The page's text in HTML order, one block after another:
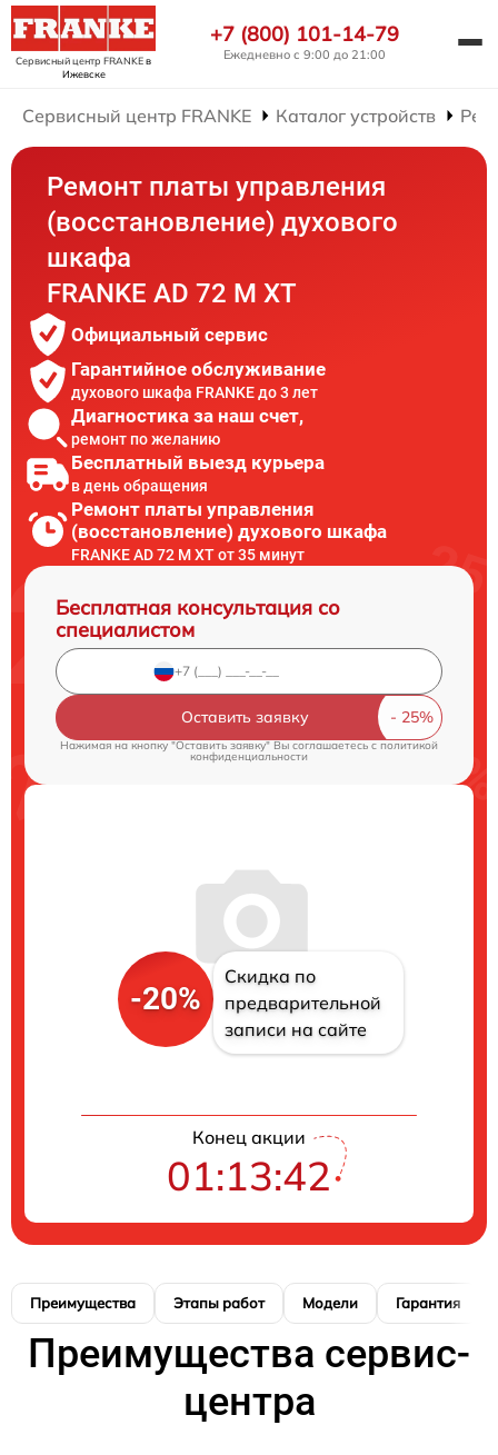
Сервисный центр FRANKEв
Ижевске
+7 (800) 101-14-79
Ежедневно с 9:00 до 21:00
Сервисный центр FRANKE Каталог устройств
Ремонт платы управления
(восстановление) духового
шкафа
FRANKE AD 72 M XT
Официальный сервис
Гарантийное обслуживание
духового шкафа FRANKE до 3 лет
Диагностика за наш счет,
ремонт по желанию
Бесплатный выезд курьера
в день обращения
Ремонт платы управления
(восстановление) духового шкафа
FRANKE AD 72 M XT от 35 минут
Бесплатная консультация со
специалистом
Оставить заявку
Нажимая на кнопку "Оставить заявку" Вы соглашаетесь cполитикой
конфиденциальности
-20%
Скидка по
предварительной
записи на сайте
Конец акции
01:13:41
Преимущества Этапы работ Модели Гарантия
Преимущества сервис-
центра